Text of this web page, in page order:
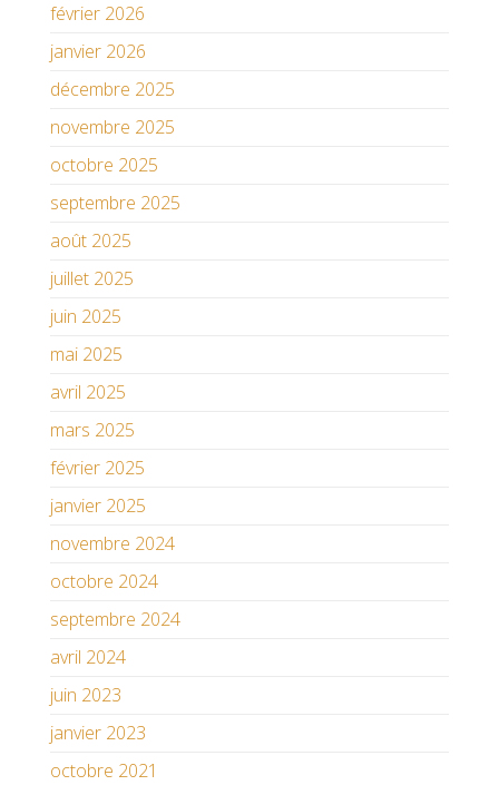
février 2026
janvier 2026
décembre 2025
novembre 2025
octobre 2025
septembre 2025
août 2025
juillet 2025
juin 2025
mai 2025
avril 2025
mars 2025
février 2025
janvier 2025
novembre 2024
octobre 2024
septembre 2024
avril 2024
juin 2023
janvier 2023
octobre 2021